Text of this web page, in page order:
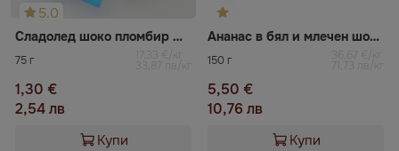
5.0
Сладолед шоко пломбир Юкки
75 г 17,33 €/кг
33,87 лв/кг
1,30 €
2,54 лв
Купи
Ананас в бял и млечен шоколад BERRY BERRY
150 г 36,67 €/кг
71,73 лв/кг
5,50 €
10,76 лв
Купи